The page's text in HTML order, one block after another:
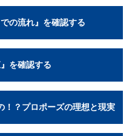
の流れ』を確認する
』を確認する
！？プロポーズの理想と現実